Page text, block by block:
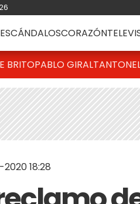
ESCÁNDALOSCORAZÓN
BRITOPABLO GIRALT
18:28